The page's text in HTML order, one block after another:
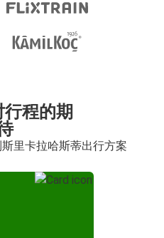
程的期
里卡拉哈斯蒂出行方案